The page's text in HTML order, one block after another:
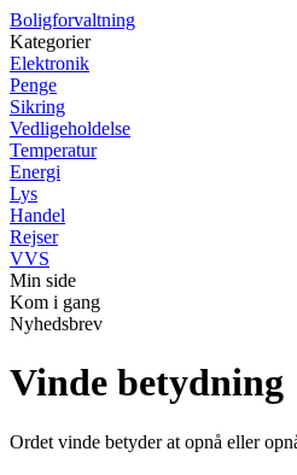
Boligforvaltning
Kategorier
Elektronik
Penge
Sikring
Vedligeholdelse
Temperatur
Energi
Lys
Handel
Rejser
VVS
Min side
Kom i gang
Nyhedsbrev
Vinde betydning
Ordet vinde betyder at opnå eller